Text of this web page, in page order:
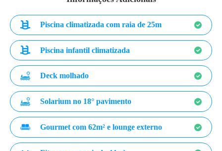
Piscina climatizada com raia de 25m
Piscina infantil climatizada
Deck molhado
Solarium no 18° pavimento
Gourmet com 62m² e lounge externo